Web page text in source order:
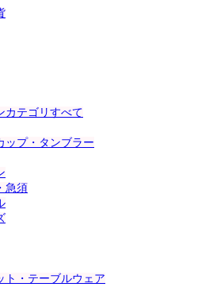
カテゴリすべて
ップ・タンブラー
急須
ト・テーブルウェア